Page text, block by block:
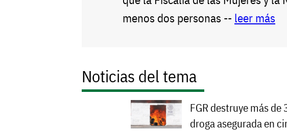
menos dos personas -- leer más
Noticias del tema
FGR destruye más de
droga asegurada en